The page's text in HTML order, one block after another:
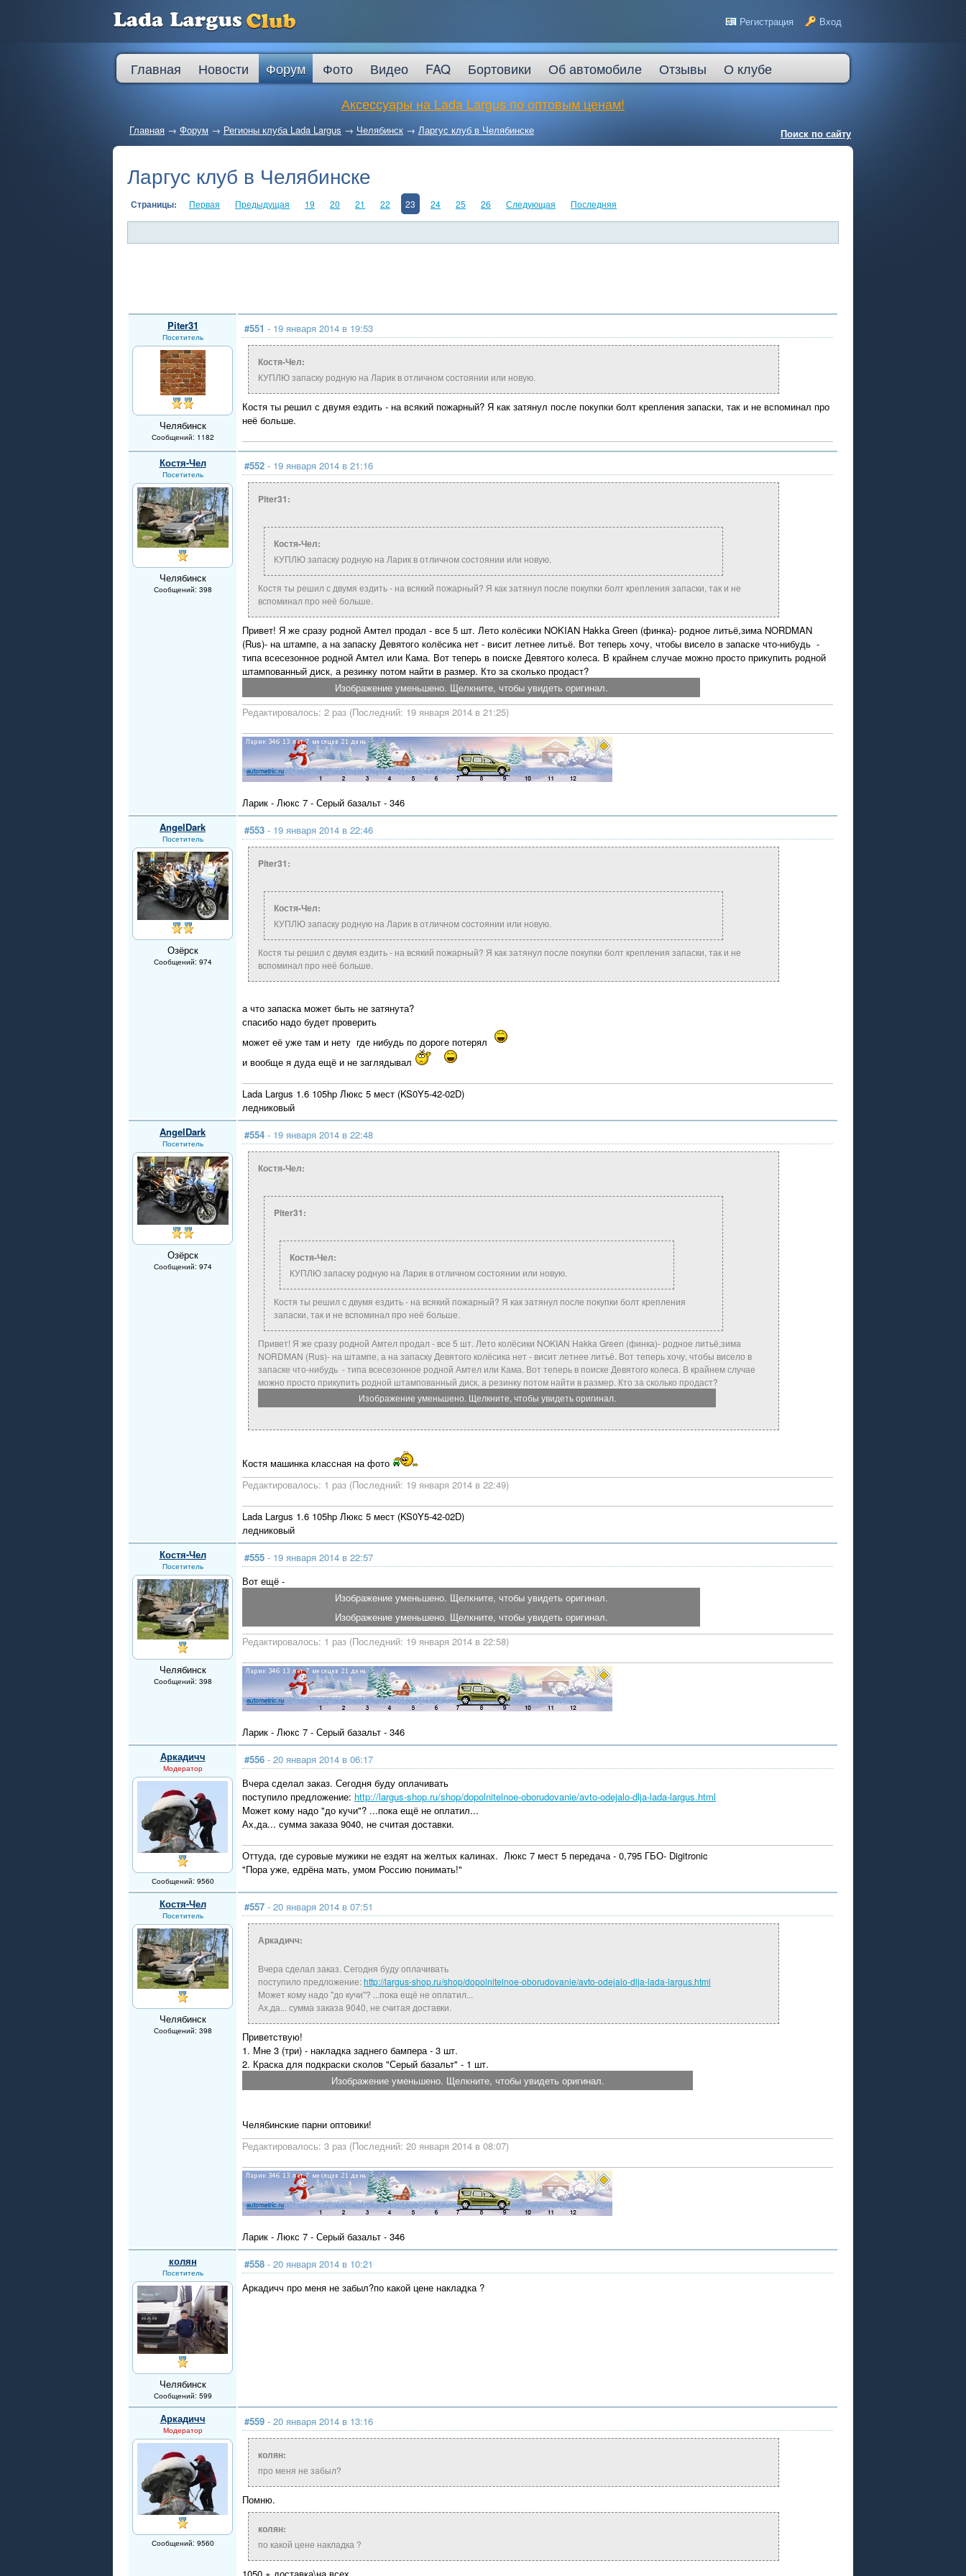
Регистрация Вход
Главная Новости Форум Фото Видео FAQ Бортовики Об автомобиле Отзывы
О клубе
Аксессуары на Lada Largus по оптовым ценам!
Главная → Форум → Регионы клуба Lada Largus → Челябинск → Ларгус клуб в Челябинске Поиск по сайту
Ларгус клуб в Челябинске
Страницы: Первая Предыдущая 19 20 21 22 23 24 25 26 Следующая Последняя
Piter31
Посетитель
Челябинск
Сообщений: 1182
#551 - 19 января 2014 в 19:53
Костя-Чел:
КУПЛЮ запаску родную на Ларик в отличном состоянии или новую.
Костя ты решил с двумя ездить - на всякий пожарный? Я как затянул после покупки болт крепления запаски, так и не вспоминал про
неё больше.
Костя-Чел
Посетитель
Челябинск
Сообщений: 398
#552 - 19 января 2014 в 21:16
Piter31:
Костя-Чел:
КУПЛЮ запаску родную на Ларик в отличном состоянии или новую.
Костя ты решил с двумя ездить - на всякий пожарный? Я как затянул после покупки болт крепления запаски, так и не
вспоминал про неё больше.
Привет! Я же сразу родной Амтел продал - все 5 шт. Лето колёсики NOKIAN Hakka Green (финка)- родное литьё,зима NORDMAN
(Rus)- на штампе, а на запаску Девятого колёсика нет - висит летнее литьё. Вот теперь хочу, чтобы висело в запаске что-нибудь -
типа всесезонное родной Амтел или Кама. Вот теперь в поиске Девятого колеса. В крайнем случае можно просто прикупить родной
штампованный диск, а резинку потом найти в размер. Кто за сколько продаст?
Изображение уменьшено. Щелкните, чтобы увидеть оригинал.
Редактировалось: 2 раз (Последний: 19 января 2014 в 21:25)
Ларик - Люкс 7 - Серый базальт - 346
AngelDark
Посетитель
Озёрск
Сообщений: 974
#553 - 19 января 2014 в 22:46
Piter31:
Костя-Чел:
КУПЛЮ запаску родную на Ларик в отличном состоянии или новую.
Костя ты решил с двумя ездить - на всякий пожарный? Я как затянул после покупки болт крепления запаски, так и не
вспоминал про неё больше.
а что запаска может быть не затянута?
спасибо надо будет проверить
может её уже там и нету где нибудь по дороге потерял
и вообще я дуда ещё и не заглядывал
Lada Largus 1.6 105hp Люкс 5 мест (KS0Y5-42-02D)
ледниковый
AngelDark
Посетитель
Озёрск
Сообщений: 974
#554 - 19 января 2014 в 22:48
Костя-Чел:
Piter31:
Костя-Чел:
КУПЛЮ запаску родную на Ларик в отличном состоянии или новую.
Костя ты решил с двумя ездить - на всякий пожарный? Я как затянул после покупки болт крепления
запаски, так и не вспоминал про неё больше.
Привет! Я же сразу родной Амтел продал - все 5 шт. Лето колёсики NOKIAN Hakka Green (финка)- родное литьё,зима
NORDMAN (Rus)- на штампе, а на запаску Девятого колёсика нет - висит летнее литьё. Вот теперь хочу, чтобы висело в
запаске что-нибудь - типа всесезонное родной Амтел или Кама. Вот теперь в поиске Девятого колеса. В крайнем случае
можно просто прикупить родной штампованный диск, а резинку потом найти в размер. Кто за сколько продаст?
Изображение уменьшено. Щелкните, чтобы увидеть оригинал.
Костя машинка классная на фото
Редактировалось: 1 раз (Последний: 19 января 2014 в 22:49)
Lada Largus 1.6 105hp Люкс 5 мест (KS0Y5-42-02D)
ледниковый
Костя-Чел
Посетитель
Челябинск
Сообщений: 398
#555 - 19 января 2014 в 22:57
Вот ещё -
Изображение уменьшено. Щелкните, чтобы увидеть оригинал.
Изображение уменьшено. Щелкните, чтобы увидеть оригинал.
Редактировалось: 1 раз (Последний: 19 января 2014 в 22:58)
Ларик - Люкс 7 - Серый базальт - 346
Аркадичч
Модератор
Сообщений: 9560
#556 - 20 января 2014 в 06:17
Вчера сделал заказ. Сегодня буду оплачивать
поступило предложение: http://largus-shop.ru/shop/dopolnitelnoe-oborudovanie/avto-odejalo-dlja-lada-largus.html
Может кому надо "до кучи"? ...пока ещё не оплатил...
Ах,да... сумма заказа 9040, не считая доставки.
Оттуда, где суровые мужики не ездят на желтых калинах. Люкс 7 мест 5 передача - 0,795 ГБО- Digitronic
"Пора уже, едрёна мать, умом Россию понимать!"
Костя-Чел
Посетитель
Челябинск
Сообщений: 398
#557 - 20 января 2014 в 07:51
Аркадичч:
Вчера сделал заказ. Сегодня буду оплачивать
поступило предложение:http://largus-shop.ru/shop/dopolnitelnoe-oborudovanie/avto-odejalo-dlja-lada-largus.html
Может кому надо "до кучи"? ...пока ещё не оплатил...
Ах,да... сумма заказа 9040, не считая доставки.
Приветствую!
1. Мне 3 (три) - накладка заднего бампера - 3 шт.
2. Краска для подкраски сколов "Серый базальт" - 1 шт.
Изображение уменьшено. Щелкните, чтобы увидеть оригинал.
Челябинские парни оптовики!
Редактировалось: 3 раз (Последний: 20 января 2014 в 08:07)
Ларик - Люкс 7 - Серый базальт - 346
колян
Посетитель
Челябинск
Сообщений: 599
#558 - 20 января 2014 в 10:21
Аркадичч про меня не забыл?по какой цене накладка ?
Аркадичч
Модератор
Сообщений: 9560
#559 - 20 января 2014 в 13:16
колян:
про меня не забыл?
Помню.
колян:
по какой цене накладка ?